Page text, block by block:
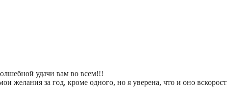
удачи вам во всем!!!
желания за год, кроме одного, но я уверена, что и оно